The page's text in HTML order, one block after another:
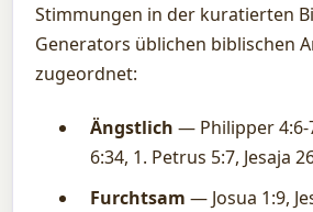
Stimmungen in der kuratierten
Generators üblichen biblischen
zugeordnet:
Ängstlich — Philipper 4:6-
6:34, 1. Petrus 5:7, Jesaja
Furchtsam — Josua 1:9,